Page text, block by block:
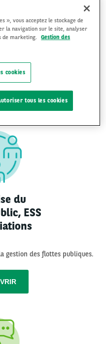
toutes vos implantations.
du
ESS
gestion des flottes publiques.
», vous acceptez le stockage de
la navigation sur le site, analyser
de marketing.
Gestion des
cookies
tous les cookies